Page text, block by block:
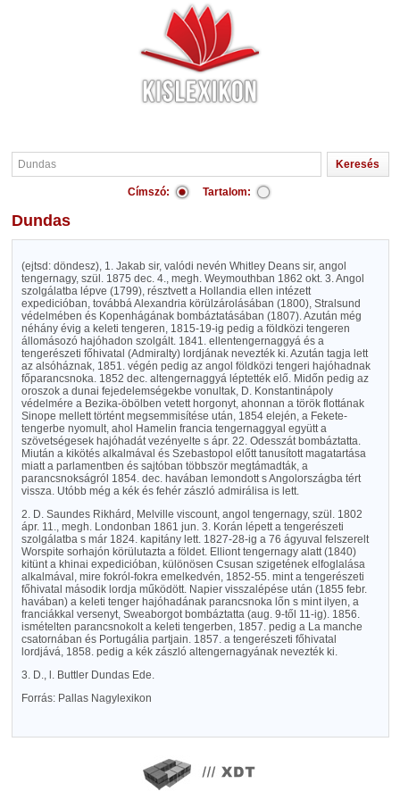
Címszó: Tartalom:
Dundas
(ejtsd: döndesz), 1. Jakab sir, valódi nevén Whitley Deans sir, angol
tengernagy, szül. 1875 dec. 4., megh. Weymouthban 1862 okt. 3. Angol
szolgálatba lépve (1799), résztvett a Hollandia ellen intézett
expedicióban, továbbá Alexandria körülzárolásában (1800), Stralsund
védelmében és Kopenhágának bombáztatásában (1807). Azután még
néhány évig a keleti tengeren, 1815-19-ig pedig a földközi tengeren
állomásozó hajóhadon szolgált. 1841. ellentengernaggyá és a
tengerészeti főhivatal (Admiralty) lordjának nevezték ki. Azután tagja lett
az alsóháznak, 1851. végén pedig az angol földközi tengeri hajóhadnak
főparancsnoka. 1852 dec. altengernaggyá léptették elő. Midőn pedig az
oroszok a dunai fejedelemségekbe vonultak, D. Konstantinápoly
védelmére a Bezika-öbölben vetett horgonyt, ahonnan a török flottának
Sinope mellett történt megsemmisítése után, 1854 elején, a Fekete-
tengerbe nyomult, ahol Hamelin francia tengernaggyal együtt a
szövetségesek hajóhadát vezényelte s ápr. 22. Odesszát bombáztatta.
Miután a kikötés alkalmával és Szebastopol előtt tanusított magatartása
miatt a parlamentben és sajtóban többször megtámadták, a
parancsnokságról 1854. dec. havában lemondott s Angolországba tért
vissza. Utóbb még a kék és fehér zászló admirálisa is lett.
2. D. Saundes Rikhárd, Melville viscount, angol tengernagy, szül. 1802
ápr. 11., megh. Londonban 1861 jun. 3. Korán lépett a tengerészeti
szolgálatba s már 1824. kapitány lett. 1827-28-ig a 76 ágyuval felszerelt
Worspite sorhajón körülutazta a földet. Elliont tengernagy alatt (1840)
kitünt a khinai expedicióban, különösen Csusan szigetének elfoglalása
alkalmával, mire fokról-fokra emelkedvén, 1852-55. mint a tengerészeti
főhivatal második lordja működött. Napier visszalépése után (1855 febr.
havában) a keleti tenger hajóhadának parancsnoka lőn s mint ilyen, a
franciákkal versenyt, Sweaborgot bombáztatta (aug. 9-től 11-ig). 1856.
ismételten parancsnokolt a keleti tengerben, 1857. pedig a La manche
csatornában és Portugália partjain. 1857. a tengerészeti főhivatal
lordjává, 1858. pedig a kék zászló altengernagyának nevezték ki.
3. D., l. Buttler Dundas Ede.
Forrás: Pallas Nagylexikon